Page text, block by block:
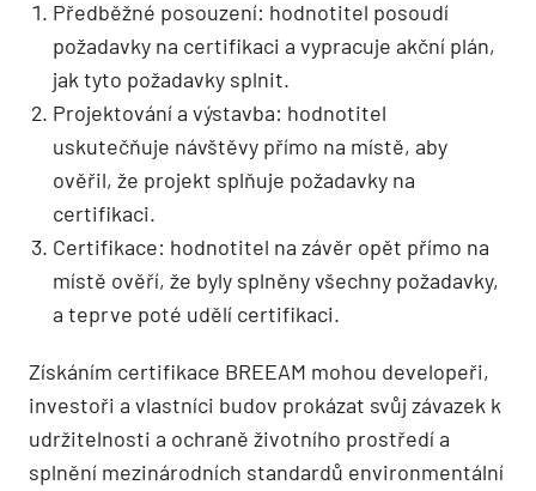
Předběžné posouzení: hodnotitel posoudí
požadavky na certifikaci a vypracuje akční plán,
jak tyto požadavky splnit.
Projektování a výstavba: hodnotitel
uskutečňuje návštěvy přímo na místě, aby
ověřil, že projekt splňuje požadavky na
certifikaci.
Certifikace: hodnotitel na závěr opět přímo na
místě ověří, že byly splněny všechny požadavky,
a teprve poté udělí certifikaci.
Získáním certifikace BREEAM mohou developeři,
investoři a vlastníci budov prokázat svůj závazek k
udržitelnosti a ochraně životního prostředí a
splnění mezinárodních standardů environmentální